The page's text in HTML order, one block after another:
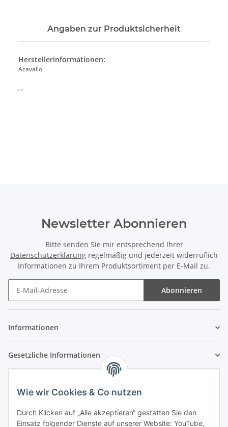
Wie wir Cookies & Co nutzen
Durch Klicken auf „Alle akzeptieren“ gestatten Sie den
Einsatz folgender Dienste auf unserer Website: YouTube,
Angaben zur Produktsicherheit
Herstellerinformationen:
Acavallo
, ,
Newsletter Abonnieren
Bitte senden Sie mir entsprechend Ihrer
Datenschutzerklärung regelmäßig und jederzeit widerruflich
Informationen zu Ihrem Produktsortiment per E-Mail zu.
Abonnieren
Informationen
Gesetzliche Informationen